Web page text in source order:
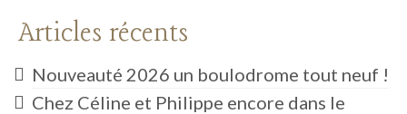
Le jacuzzi
Le potager et la basse cour
Articles récents
Nouveauté 2026 un boulodrome tout neuf !
Chez Céline et Philippe encore dans le